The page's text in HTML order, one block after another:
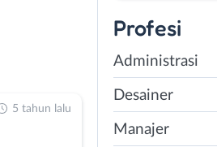
5 tahun lalu
Profesi
Administrasi
Desainer
Manajer